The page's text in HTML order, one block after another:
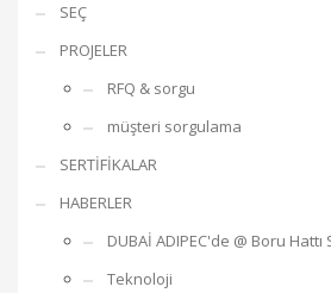
SEÇ
PROJELER
RFQ & sorgu
müşteri sorgulama
SERTİFİKALAR
HABERLER
DUBAİ ADIPEC'de @ Boru Hattı
Teknoloji